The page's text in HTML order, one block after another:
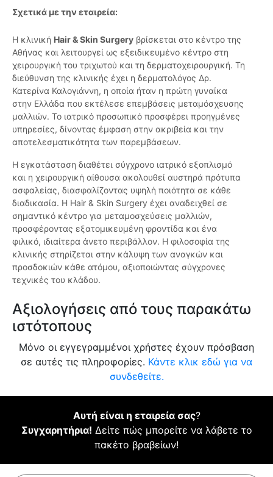
Σχετικά με την εταιρεία:
Η κλινική Hair & Skin Surgery βρίσκεται στο κέντρο της
Αθήνας και λειτουργεί ως εξειδικευμένο κέντρο στη
χειρουργική του τριχωτού και τη δερματοχειρουργική. Τη
διεύθυνση της κλινικής έχει η δερματολόγος Δρ.
Κατερίνα Καλογιάννη, η οποία ήταν η πρώτη γυναίκα
στην Ελλάδα που εκτέλεσε επεμβάσεις μεταμόσχευσης
μαλλιών. Το ιατρικό προσωπικό προσφέρει προηγμένες
υπηρεσίες, δίνοντας έμφαση στην ακριβεία και την
αποτελεσματικότητα των παρεμβάσεων.
Η εγκατάσταση διαθέτει σύγχρονο ιατρικό εξοπλισμό
και η χειρουργική αίθουσα ακολουθεί αυστηρά πρότυπα
ασφαλείας, διασφαλίζοντας υψηλή ποιότητα σε κάθε
διαδικασία. Η Hair & Skin Surgery έχει αναδειχθεί σε
σημαντικό κέντρο για μεταμοσχεύσεις μαλλιών,
προσφέροντας εξατομικευμένη φροντίδα και ένα
φιλικό, ιδιαίτερα άνετο περιβάλλον. Η φιλοσοφία της
κλινικής στηρίζεται στην κάλυψη των αναγκών και
προσδοκιών κάθε ατόμου, αξιοποιώντας σύγχρονες
τεχνικές του κλάδου.
Αξιολογήσεις από τους παρακάτω
ιστότοπους
Μόνο οι εγγεγραμμένοι χρήστες έχουν πρόσβαση
σε αυτές τις πληροφορίες. Κάντε κλικ εδώ για να
συνδεθείτε.
Αυτή είναι η εταιρεία σας?
Συγχαρητήρια! Δείτε πώς μπορείτε να λάβετε το
πακέτο βραβείων!